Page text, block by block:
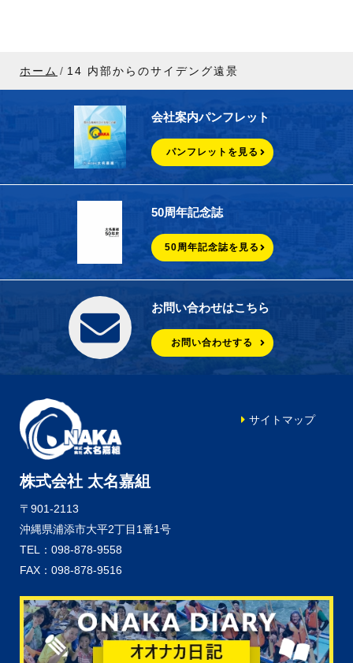
ホーム 14 内部からのサイデング遠景
会社案内パンフレット
パンフレットを見る
50周年記念誌
50周年記念誌を見る
お問い合わせはこちら
お問い合わせする
株式会社 太名嘉組
〒901-2113
沖縄県浦添市大平2丁目1番1号
TEL：098-878-9558
FAX：098-878-9516
サイトマップ